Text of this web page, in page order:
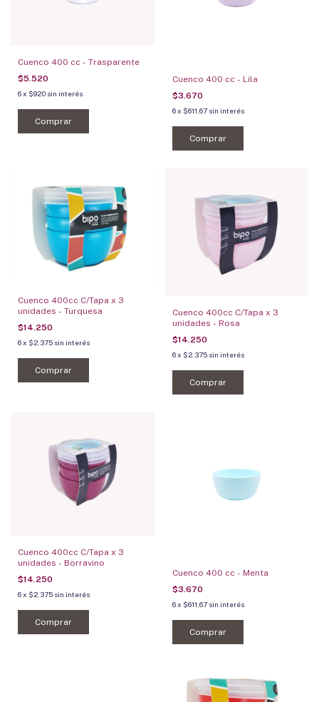
Cuenco 400 cc - Trasparente
$5.520
6x $920 sin interés
Comprar
Cuenco 400 cc - Lila
$3.670
6 x $611,67 sin interés
Comprar
Cuenco 400cc C/Tapa x 3
unidades - Turquesa
$14.250
6x $2.375 sin interés
Comprar
Cuenco 400cc C/Tapa x 3
unidades - Rosa
$14.250
6 x $2.375 sin interés
Comprar
Cuenco 400cc C/Tapa x 3
unidades - Borravino
$14.250
6x $2.375 sin interés
Comprar
Cuenco 400 cc - Menta
$3.670
6 x $611,67 sin interés
Comprar